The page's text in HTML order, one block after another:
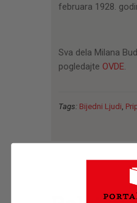
februara 1928.
Sva dela Milana
pogledajte OVDE.
Tags: Bijedni Ljudi,